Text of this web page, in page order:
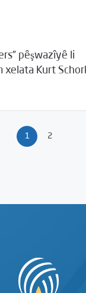
pêşwazîyê li
xelata Kurt
/Rotator
1 2